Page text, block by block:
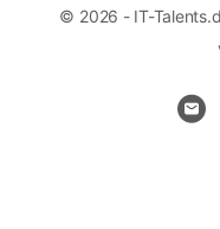
© 2026 - IT-